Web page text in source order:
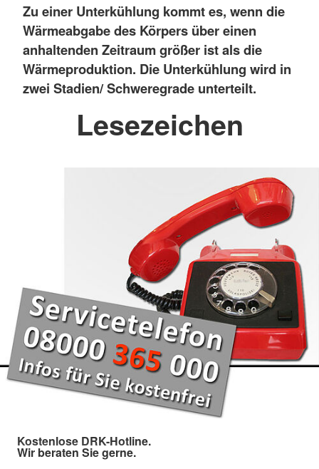
Zu einer Unterkühlung kommt es, wenn die
Wärmeabgabe des Körpers über einen
anhaltenden Zeitraum größer ist als die
Wärmeproduktion. Die Unterkühlung wird in
zwei Stadien/ Schweregrade unterteilt.
Lesezeichen
Kostenlose DRK-Hotline.
Wir beraten Sie gerne.